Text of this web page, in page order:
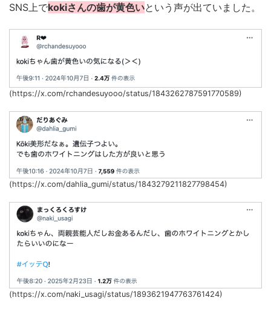
SNS上でkokiさんの歯が黄色いという声が出ていました。
(https://x.com/rchandesuyooo/status/1843262787591770589)
(https://x.com/dahlia_gumi/status/1843279211827798454)
(https://x.com/naki_usagi/status/1893621947763761424)